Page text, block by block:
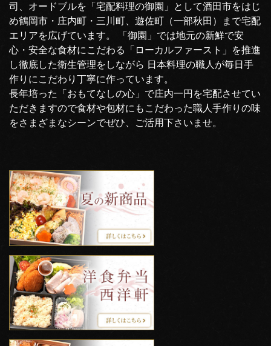
司、オードブルを「宅配料理の御園」として酒田市をはじ
め鶴岡市・庄内町・三川町、遊佐町（一部秋田）まで宅配
エリアを広げています。 「御園」では地元の新鮮で安
心・安全な食材にこだわる「ローカルファースト」を推進
し徹底した衛生管理をしながら 日本料理の職人が毎日手
作りにこだわり丁寧に作っています。
長年培った「おもてなしの心」で庄内一円を宅配させてい
ただきますので食材や包材にもこだわった職人手作りの味
をさまざまなシーンでぜひ、ご活用下さいませ。